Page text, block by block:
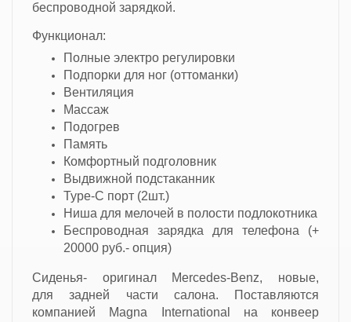
беспроводной зарядкой.
Функционал:
Полные электро регулировки
Подпорки для ног (оттоманки)
Вентиляция
Массаж
Подогрев
Память
Комфортный подголовник
Выдвижной подстаканник
Type-C порт (2шт.)
Ниша для мелочей в полости подлокотника
Беспроводная зарядка для телефона (+
20000 руб.- опция)
Сиденья- оригинал Mercedes-Benz, новые,
для задней части салона. Поставляются
компанией
Magna International на конвеер